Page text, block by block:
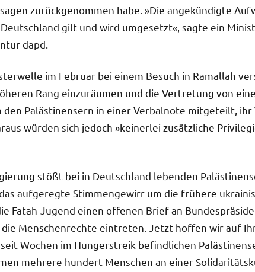
zurückgenommen habe. »Die angekündigte
gilt und wird umgesetzt«, sagte ein
dapd.
im Februar bei einem Besuch in Ramallah
Rang einzuräumen und die Vertretung von
den Palästinensern in einer Verbalnote mitgeteilt,
würden sich jedoch »keinerlei zusätzliche
stößt bei in Deutschland lebenden
aufgeregte Stimmengewirr um die frühere
Fatah-Jugend einen offenen Brief an
die Menschenrechte eintreten. Jetzt hoffen wir auf
Wochen im Hungerstreik befindlichen
mehrere hundert Menschen an einer